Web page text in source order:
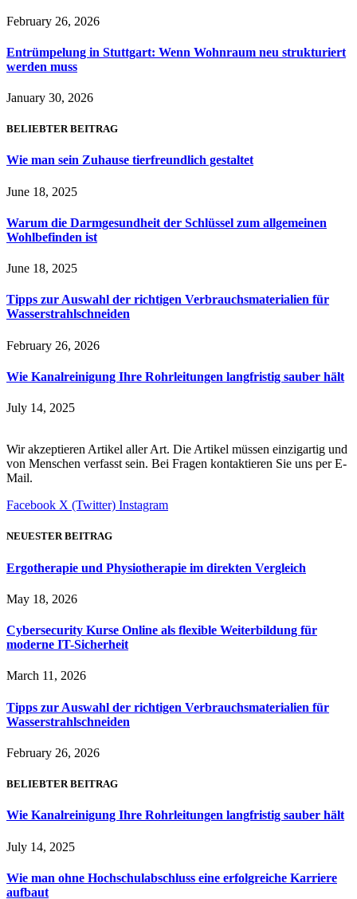
February 26, 2026
Entrümpelung in Stuttgart: Wenn Wohnraum neu strukturiert
werden muss
January 30, 2026
BELIEBTER BEITRAG
Wie man sein Zuhause tierfreundlich gestaltet
June 18, 2025
Warum die Darmgesundheit der Schlüssel zum allgemeinen
Wohlbefinden ist
June 18, 2025
Tipps zur Auswahl der richtigen Verbrauchsmaterialien für
Wasserstrahlschneiden
February 26, 2026
Wie Kanalreinigung Ihre Rohrleitungen langfristig sauber hält
July 14, 2025
Wir akzeptieren Artikel aller Art. Die Artikel müssen einzigartig und
von Menschen verfasst sein. Bei Fragen kontaktieren Sie uns per E-
Mail.
Facebook X (Twitter) Instagram
NEUESTER BEITRAG
Ergotherapie und Physiotherapie im direkten Vergleich
May 18, 2026
Cybersecurity Kurse Online als flexible Weiterbildung für
moderne IT-Sicherheit
March 11, 2026
Tipps zur Auswahl der richtigen Verbrauchsmaterialien für
Wasserstrahlschneiden
February 26, 2026
BELIEBTER BEITRAG
Wie Kanalreinigung Ihre Rohrleitungen langfristig sauber hält
July 14, 2025
Wie man ohne Hochschulabschluss eine erfolgreiche Karriere
aufbaut